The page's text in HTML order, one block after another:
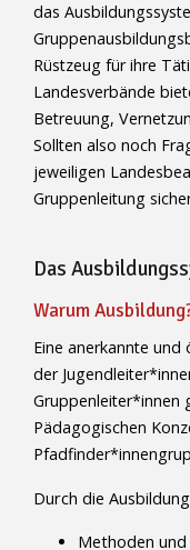
das
Rüstzeug für ihre
Landesverbände
Betreuung,
Sollten also noch
jeweiligen
Gruppenleitung
Das
Warum
Eine anerkannte
der
Gruppenleiter*innen
Pädagogischen
Durch die
Methoden